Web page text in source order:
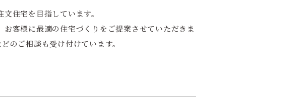
住宅を目指しています。
客様に最適の住宅づくりをご提案させていただきま
のご相談も受け付けています。